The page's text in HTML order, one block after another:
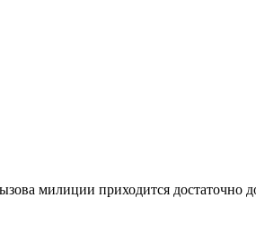
милиции приходится достаточно